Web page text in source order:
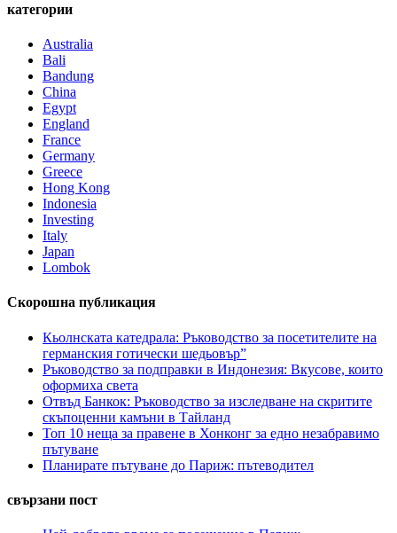
категории
Australia
Bali
Bandung
China
Egypt
England
France
Germany
Greece
Hong Kong
Indonesia
Investing
Italy
Japan
Lombok
Скорошна публикация
Кьолнската катедрала: Ръководство за посетителите на
германския готически шедьовър”
Ръководство за подправки в Индонезия: Вкусове, които
оформиха света
Отвъд Банкок: Ръководство за изследване на скритите
скъпоценни камъни в Тайланд
Топ 10 неща за правене в Хонконг за едно незабравимо
пътуване
Планирате пътуване до Париж: пътеводител
свързани пост